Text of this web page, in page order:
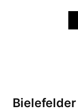
Bielefelder